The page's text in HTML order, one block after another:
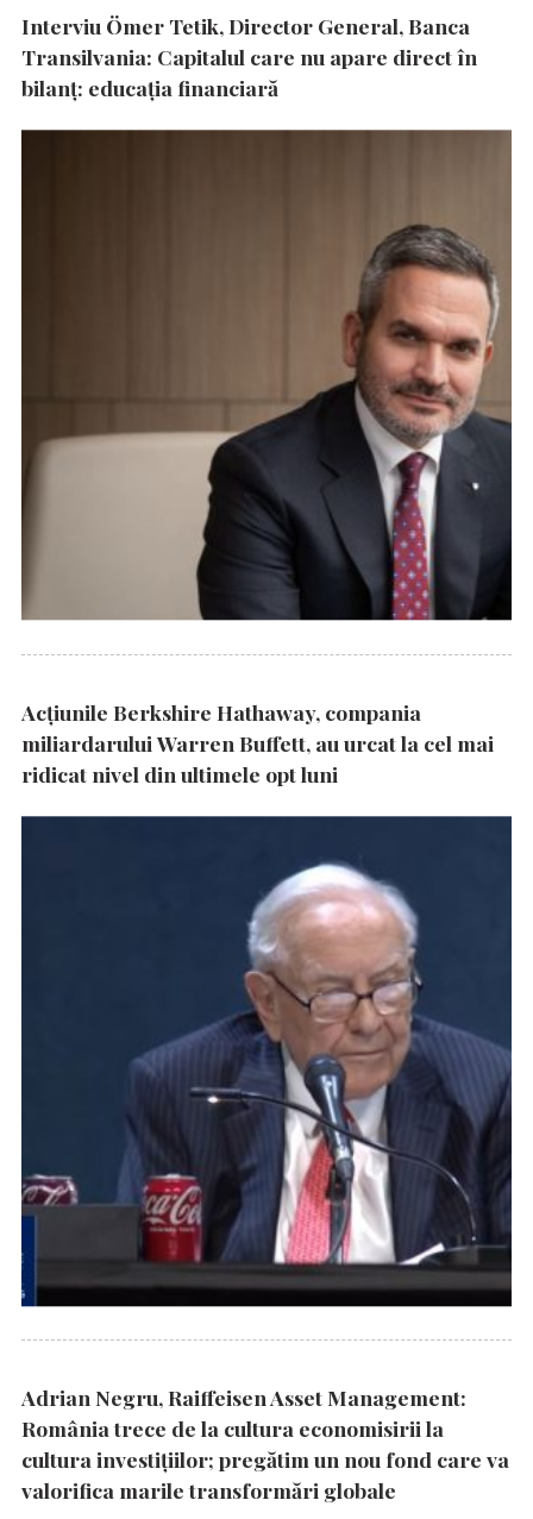
Interviu Ömer Tetik, Director General, Banca
Transilvania: Capitalul care nu apare direct în
bilanț: educația financiară
Acțiunile Berkshire Hathaway, compania
miliardarului Warren Buffett, au urcat la cel mai
ridicat nivel din ultimele opt luni
Adrian Negru, Raiffeisen Asset Management:
România trece de la cultura economisirii la
cultura investițiilor; pregătim un nou fond care va
valorifica marile transformări globale